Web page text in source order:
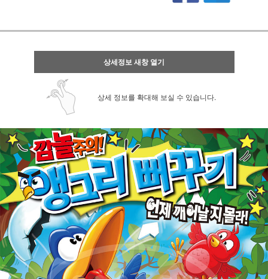
상세정보 새창 열기
상세 정보를 확대해 보실 수 있습니다.